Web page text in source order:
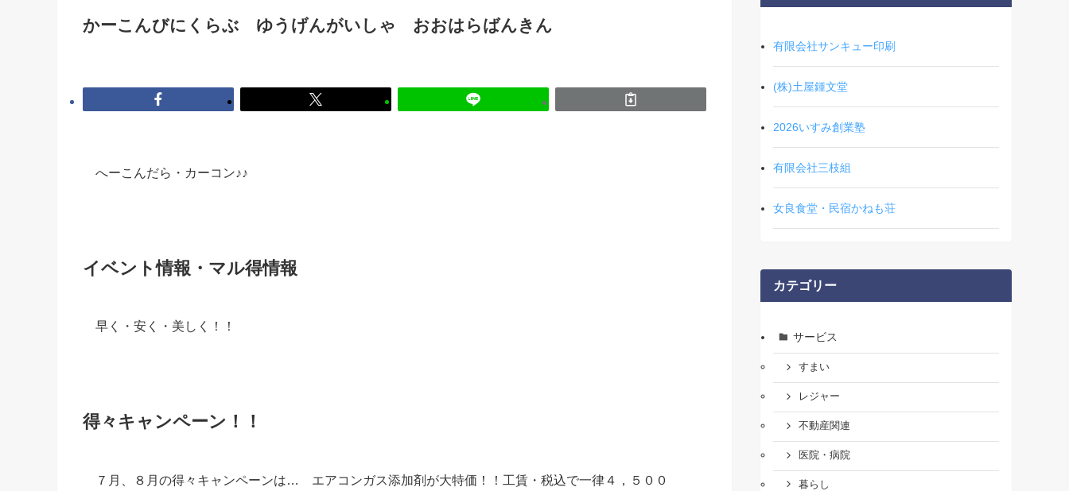
かーこんびにくらぶ ゆうげんがいしゃ おおはらばんきん
へーこんだら・カーコン♪♪
イベント情報・マル得情報
早く・安く・美しく！！
得々キャンペーン！！
７月、８月の得々キャンペーンは… エアコンガス添加剤が大特価！！工賃・税込で一律４，５００
有限会社サンキュー印刷
(株)土屋鍾文堂
2026いすみ創業塾
有限会社三枝組
女良食堂・民宿かねも荘
カテゴリー
サービス
すまい
レジャー
不動産関連
医院・病院
暮らし